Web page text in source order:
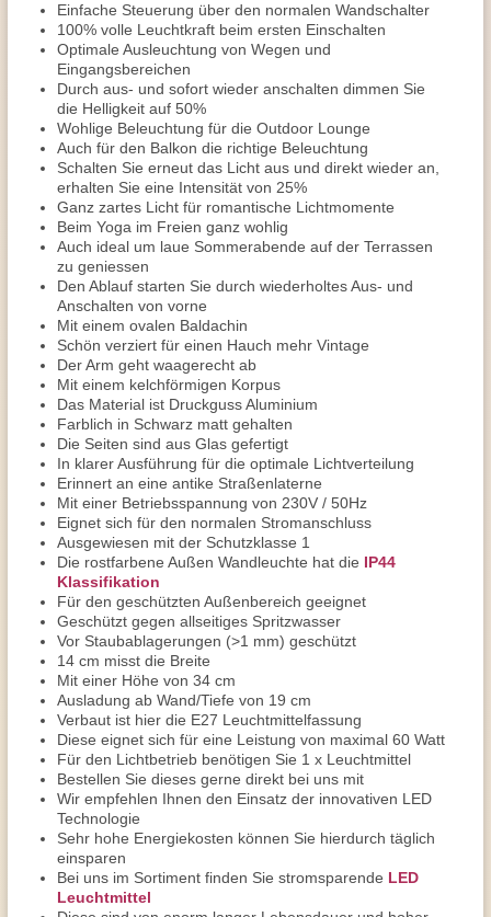
Einfache Steuerung über den normalen Wandschalter
100% volle Leuchtkraft beim ersten Einschalten
Optimale Ausleuchtung von Wegen und
Eingangsbereichen
Durch aus- und sofort wieder anschalten dimmen Sie
die Helligkeit auf 50%
Wohlige Beleuchtung für die Outdoor Lounge
Auch für den Balkon die richtige Beleuchtung
Schalten Sie erneut das Licht aus und direkt wieder an,
erhalten Sie eine Intensität von 25%
Ganz zartes Licht für romantische Lichtmomente
Beim Yoga im Freien ganz wohlig
Auch ideal um laue Sommerabende auf der Terrassen
zu geniessen
Den Ablauf starten Sie durch wiederholtes Aus- und
Anschalten von vorne
Mit einem ovalen Baldachin
Schön verziert für einen Hauch mehr Vintage
Der Arm geht waagerecht ab
Mit einem kelchförmigen Korpus
Das Material ist Druckguss Aluminium
Farblich in Schwarz matt gehalten
Die Seiten sind aus Glas gefertigt
In klarer Ausführung für die optimale Lichtverteilung
Erinnert an eine antike Straßenlaterne
Mit einer Betriebsspannung von 230V / 50Hz
Eignet sich für den normalen Stromanschluss
Ausgewiesen mit der Schutzklasse 1
Die rostfarbene Außen Wandleuchte hat die IP44
Klassifikation
Für den geschützten Außenbereich geeignet
Geschützt gegen allseitiges Spritzwasser
Vor Staubablagerungen (>1 mm) geschützt
14 cm misst die Breite
Mit einer Höhe von 34 cm
Ausladung ab Wand/Tiefe von 19 cm
Verbaut ist hier die E27 Leuchtmittelfassung
Diese eignet sich für eine Leistung von maximal 60 Watt
Für den Lichtbetrieb benötigen Sie 1 x Leuchtmittel
Bestellen Sie dieses gerne direkt bei uns mit
Wir empfehlen Ihnen den Einsatz der innovativen LED
Technologie
Sehr hohe Energiekosten können Sie hierdurch täglich
einsparen
Bei uns im Sortiment finden Sie stromsparende LED
Leuchtmittel